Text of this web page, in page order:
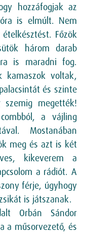
hozzáfogjak az
is elmúlt. Nem
Főzök
három darab
is maradni fog.
kamaszok voltak,
és szinte
megették!
a vájling
Mostanában
meg és azt is két
kikeverem a
a rádiót. A
férje, úgyhogy
is játszanak.
Orbán Sándor
a műsorvezető, és